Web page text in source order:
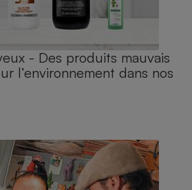
- Des produits mauvais
l’environnement dans nos